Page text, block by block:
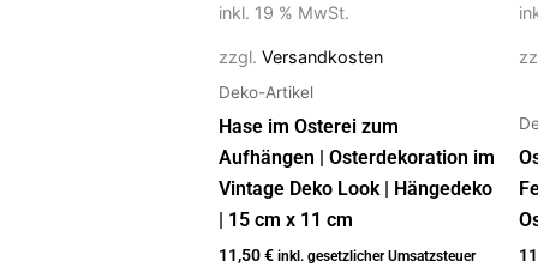
inkl. 19 % MwSt.
zzgl. Versandkosten
Deko-Artikel
Hase im Osterei zum
Aufhängen | Osterdekoration im
Vintage Deko Look | Hängedeko
| 15 cm x 11 cm
11,50€ inkl. gesetzlicher Umsatzsteuer